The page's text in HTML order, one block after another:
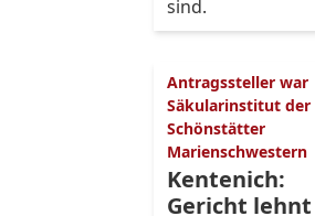
sind.
Antragssteller war
Säkularinstitut der
Schönstätter
Marienschwestern
Kentenich:
Gericht lehnt